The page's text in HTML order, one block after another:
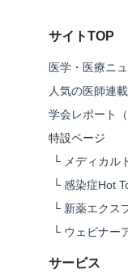
サイトTOP
医学・医療ニュ
人気の医師連
学会レポート（
特設ページ
└ メディカル
└ 感染症Hot
└ 新薬エクス
└ ウェビナー
サービス